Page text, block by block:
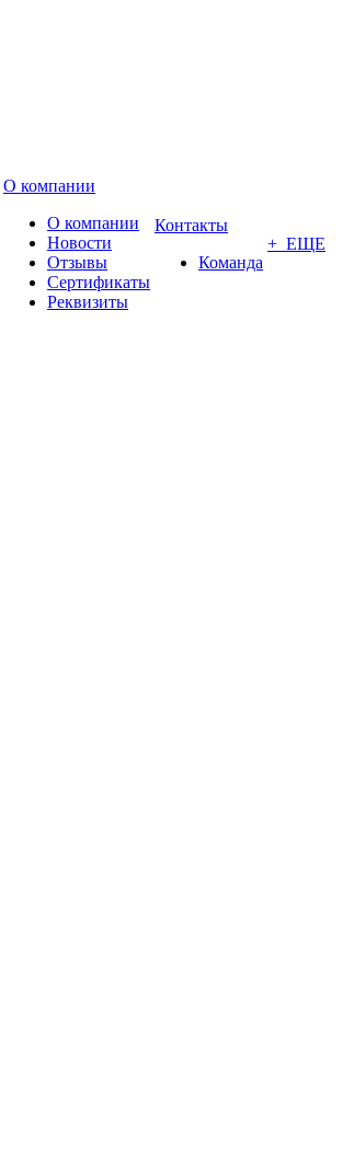
О компании
О компании
Новости
Отзывы
Сертификаты
Реквизиты
Контакты
Команда
+ ЕЩЕ